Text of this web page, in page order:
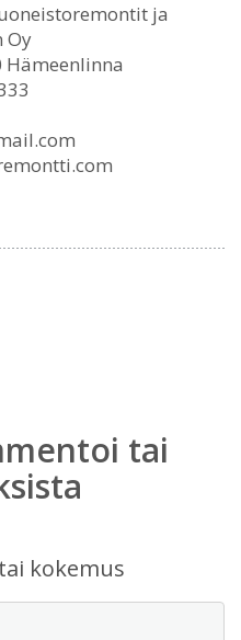
ja
Oy
Hämeenlinna
tai
kokemus